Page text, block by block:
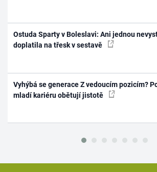
Ostuda Sparty v Boleslavi: Ani jednou
doplatila na třesk v sestavě
Vyhýbá se generace Z vedoucím pozicím?
mladí kariéru obětují jistotě